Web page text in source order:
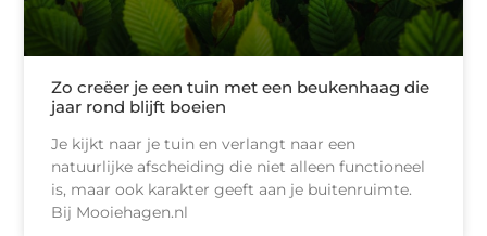
Zo creëer je een tuin met een beukenhaag die
jaar rond blijft boeien
Je kijkt naar je tuin en verlangt naar een
natuurlijke afscheiding die niet alleen functioneel
is, maar ook karakter geeft aan je buitenruimte.
Bij Mooiehagen.nl